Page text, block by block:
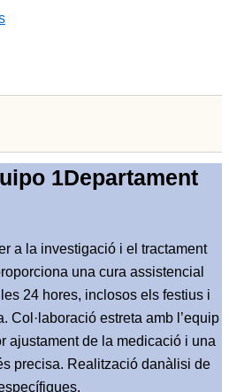
Departament
a la investigació i el tractament
una cura assistencial
24 hores, inclosos els festius i
Col·laboració estreta amb l’equip
ajustament de la medicació i una
precisa. Realització danàlisi de